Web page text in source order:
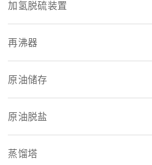
加氢脱硫装置
再沸器
原油储存
原油脱盐
蒸馏塔